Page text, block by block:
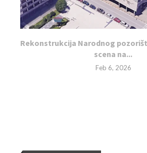
Rekonstrukcija Narodnog
scena na...
Feb 6, 2026